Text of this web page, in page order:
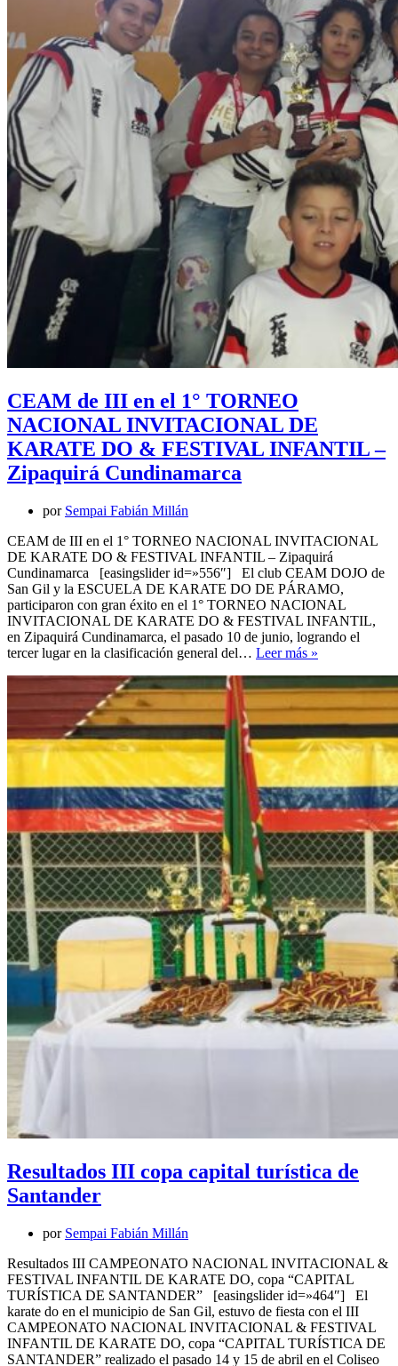
CEAM de III en el 1° TORNEO
NACIONAL INVITACIONAL DE
KARATE DO & FESTIVAL INFANTIL –
Zipaquirá Cundinamarca
por Sempai Fabián Millán
CEAM de III en el 1° TORNEO NACIONAL INVITACIONAL
DE KARATE DO & FESTIVAL INFANTIL – Zipaquirá
Cundinamarca [easingslider id=»556″] El club CEAM DOJO de
San Gil y la ESCUELA DE KARATE DO DE PÁRAMO,
participaron con gran éxito en el 1° TORNEO NACIONAL
INVITACIONAL DE KARATE DO & FESTIVAL INFANTIL,
en Zipaquirá Cundinamarca, el pasado 10 de junio, logrando el
tercer lugar en la clasificación general del… Leer más »
III
el
1°
TORNEO
NACIONAL
DE
KARATE
DO
&
FESTIVAL
INFANTIL
–
Zipaquirá
Cundinamarca
Resultados III copa capital turística de
Santander
por Sempai Fabián Millán
Resultados III CAMPEONATO NACIONAL INVITACIONAL &
FESTIVAL INFANTIL DE KARATE DO, copa “CAPITAL
TURÍSTICA DE SANTANDER” [easingslider id=»464″] El
karate do en el municipio de San Gil, estuvo de fiesta con el III
CAMPEONATO NACIONAL INVITACIONAL & FESTIVAL
INFANTIL DE KARATE DO, copa “CAPITAL TURÍSTICA DE
SANTANDER” realizado el pasado 14 y 15 de abril en el Coliseo